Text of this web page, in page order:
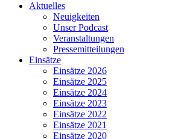
Aktuelles
Neuigkeiten
Unser Podcast
Veranstaltungen
Pressemitteilungen
Einsätze
Einsätze 2026
Einsätze 2025
Einsätze 2024
Einsätze 2023
Einsätze 2022
Einsätze 2021
Einsätze 2020